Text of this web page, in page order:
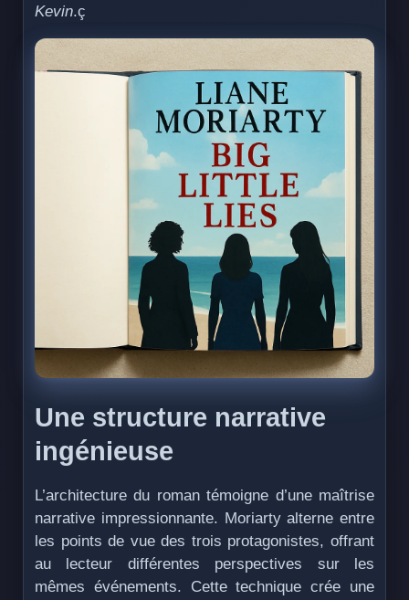
Kevin.ç
Une structure narrative
ingénieuse
L’architecture du roman témoigne d’une maîtrise
narrative impressionnante. Moriarty alterne entre
les points de vue des trois protagonistes, offrant
au lecteur différentes perspectives sur les
mêmes événements. Cette technique crée une